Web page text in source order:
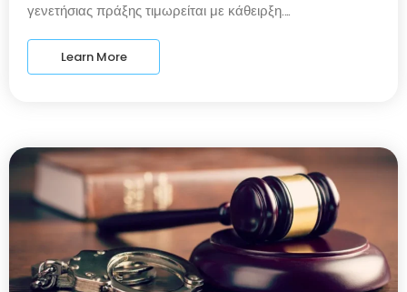
γενετήσιας πράξης τιμωρείται με κάθειρξη.…
Learn More